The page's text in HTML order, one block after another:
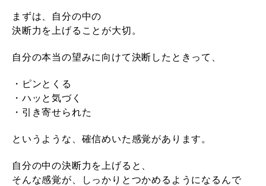
まずは、自分の中の
決断力を上げることが大切。
自分の本当の望みに向けて決断したときって、
・ピンとくる
・ハッと気づく
・引き寄せられた
というような、確信めいた感覚があります。
自分の中の決断力を上げると、
そんな感覚が、しっかりとつかめるようになるんで